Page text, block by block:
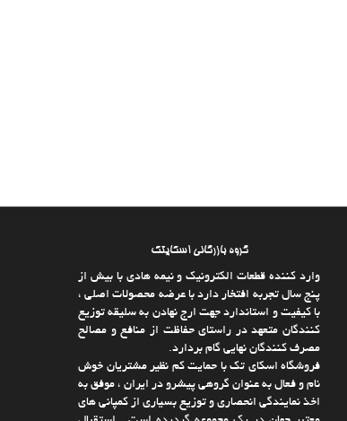
گروه بازرگانی اسکایتک
وارد كننده قطعات الکترونیک و نیمه هادی با بیش از
پنج سال تجربه افتخار دارد با عرضه محصولات اصلی ،
با كیفیت و استاندارد جهت ارج نهادن به سلیقه توزیع
كنندگان متعهد در راستای حفاظت از منافع و مصالح
مصرف كنندگان نهایی گام بردارد.
فروشگاه اسکای تک با حمایت كم نظیر مشتریان خوش
نام و فعال به عنوان گروهی پیشرو در ایران ، موفق به
اخذ نمایندگی انحصاری و توزیع بسیاری از كمپانی های